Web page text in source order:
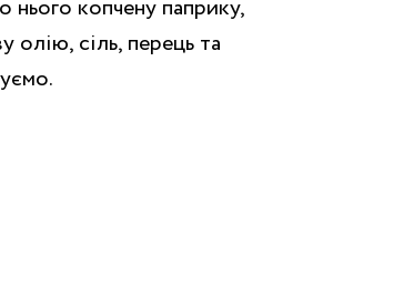
нього копчену паприку,
олію, сіль, перець та